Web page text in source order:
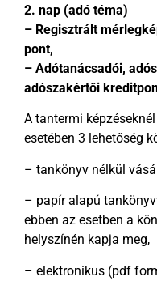
2. nap (adó téma)
– Regisztrált
pont,
– Adótanácsadói,
adószakértői
A tantermi
esetében 3 lehetőség
– tankönyv nélkül
– papír alapú
ebben az esetben a
helyszínén kapja meg,
– elektronikus (pdf